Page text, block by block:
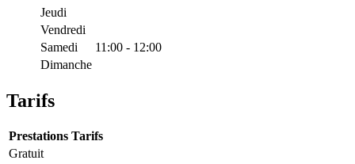
Jeudi
Vendredi
Samedi
11:00 - 12:00
Dimanche
Tarifs
Prestations Tarifs
Gratuit